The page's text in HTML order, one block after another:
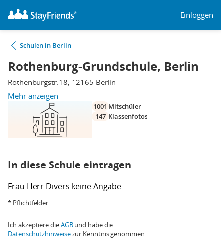
Einloggen
Schulen in Berlin
Rothenburg-Grundschule, Berlin
Rothenburgstr.18, 12165 Berlin
Mehr anzeigen
1001 Mitschüler
147 Klassenfotos
In diese Schule eintragen
Frau Herr Divers keine Angabe
* Pflichtfelder
Ich akzeptiere dieAGB und habe die
Datenschutzhinweisezur Kenntnis genommen.